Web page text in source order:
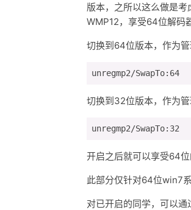
版本，之所以这么做是
WMP12，享受64位解码
切换到64位版本，作为
切换到32位版本，作为
开启之后就可以享受64位
此部分仅针对64位win7
对已开启的同学，可以